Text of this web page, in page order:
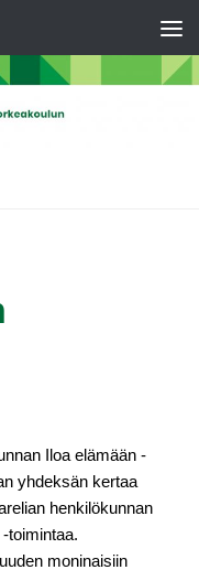
Iloa elämään -
yhdeksän kertaa
henkilökunnan
toimintaa.
moninaisiin